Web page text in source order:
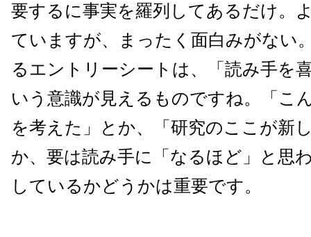
要するに事実を羅列してあるだけ。
ていますが、まったく面白みがない
るエントリーシートは、「読み手を
いう意識が見えるものですね。「こ
を考えた」とか、「研究のここが新
か、要は読み手に「なるほど」と思
しているかどうかは重要です。